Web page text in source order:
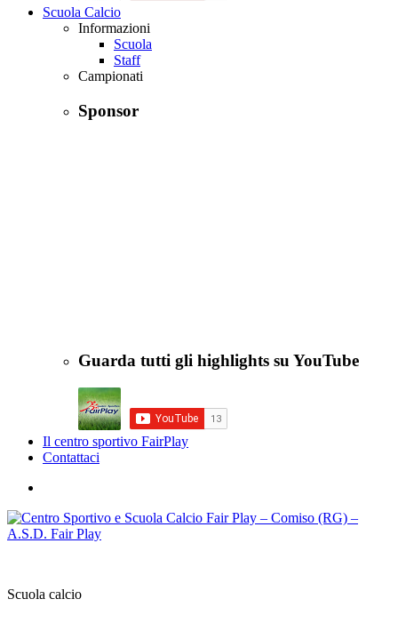
Scuola Calcio
Informazioni
Scuola
Staff
Campionati
Sponsor
Guarda tutti gli highlights su YouTube
Il centro sportivo FairPlay
Contattaci
Scuola calcio